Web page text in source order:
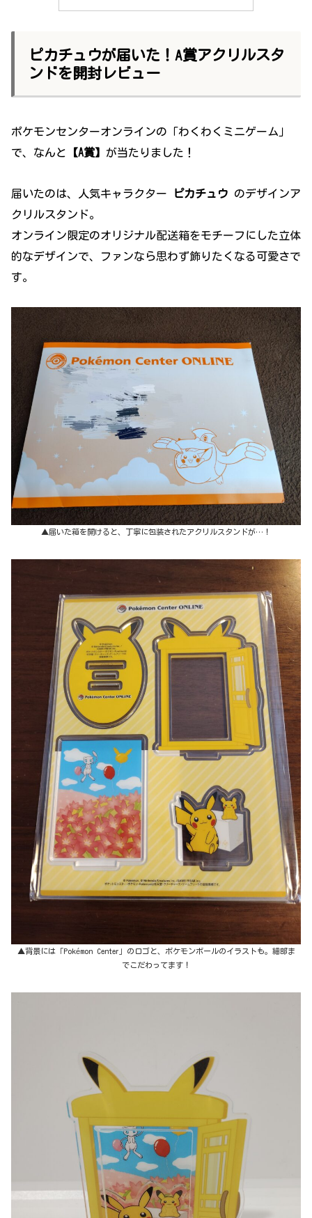
ピカチュウが届いた！A賞アクリルスタ
ンドを開封レビュー
ポケモンセンターオンラインの「わくわくミニゲーム」
で、なんと
【A賞】 が当たりました！
届いたのは、人気キャラクター ピカチュウ のデザインア
クリルスタンド。
オンライン限定のオリジナル配送箱をモチーフにした立体
的なデザインで、ファンなら思わず飾りたくなる可愛さで
す。
▲届いた箱を開けると、丁寧に包装されたアクリルスタンドが…！
▲背景には「Pokémon Center」のロゴと、ポケモンボールのイラストも。細部ま
でこだわってます！